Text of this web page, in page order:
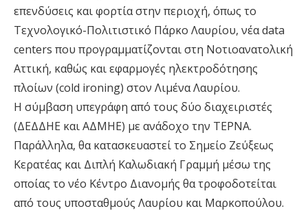
επενδύσεις και φορτία στην περιοχή, όπως το
Τεχνολογικό-Πολιτιστικό Πάρκο Λαυρίου, νέα data
centers που προγραμματίζονται στη Νοτιοανατολική
Αττική, καθώς και εφαρμογές ηλεκτροδότησης
πλοίων (cold ironing) στον Λιμένα Λαυρίου.
Η σύμβαση υπεγράφη από τους δύο διαχειριστές
(ΔΕΔΔΗΕ και ΑΔΜΗΕ) με ανάδοχο την ΤΕΡΝΑ.
Παράλληλα, θα κατασκευαστεί το Σημείο Ζεύξεως
Κερατέας και Διπλή Καλωδιακή Γραμμή μέσω της
οποίας το νέο Κέντρο Διανομής θα τροφοδοτείται
από τους υποσταθμούς Λαυρίου και Μαρκοπούλου.